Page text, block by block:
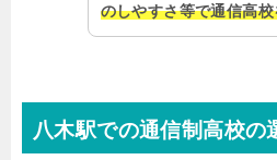
のしやすさ等で通信高
八木駅での通信制高校の